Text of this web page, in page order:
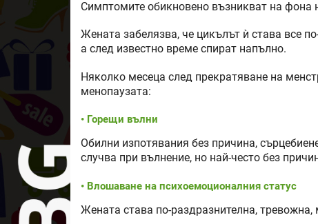
Симптомите обикновено възникват на фона
Жената забелязва, че цикълът ѝ става все
а след известно време спират напълно.
Няколко месеца след прекратяване на
менопаузата:
• Горещи вълни
Обилни изпотявания без причина,
случва при вълнение, но най-често без
• Влошаване на психоемоционалния статус
Жената става по-раздразнителна, тревожна,